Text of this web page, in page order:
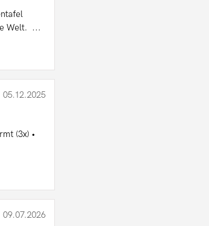
Welt. ...
05.12.2025
(3x) •
09.07.2026